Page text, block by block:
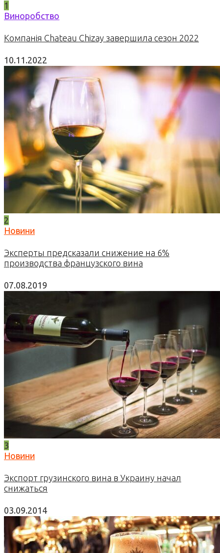
1
Виноробство
Компанія Chateau Chizay завершила сезон 2022
10.11.2022
2
Новини
Эксперты предсказали снижение на 6%
производства французского вина
07.08.2019
3
Новини
Экспорт грузинского вина в Украину начал
снижаться
03.09.2014